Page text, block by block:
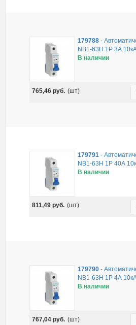
179788 -
NB1-63H 1P 3А
В наличии
765,46руб. (шт)
179791 -
NB1-63H 1P 40А
В наличии
811,49руб. (шт)
179790 -
NB1-63H 1P 4А
В наличии
767,04руб. (шт)